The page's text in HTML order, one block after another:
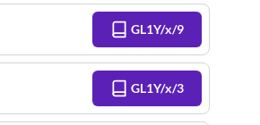
GL1Y/x/9
GL1Y/x/3